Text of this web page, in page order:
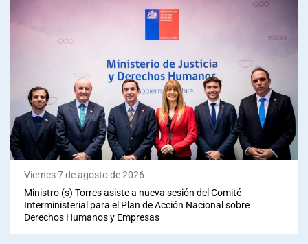
Viernes 7 de agosto de 2026
Ministro (s) Torres asiste a nueva sesión del Comité
Interministerial para el Plan de Acción Nacional sobre
Derechos Humanos y Empresas